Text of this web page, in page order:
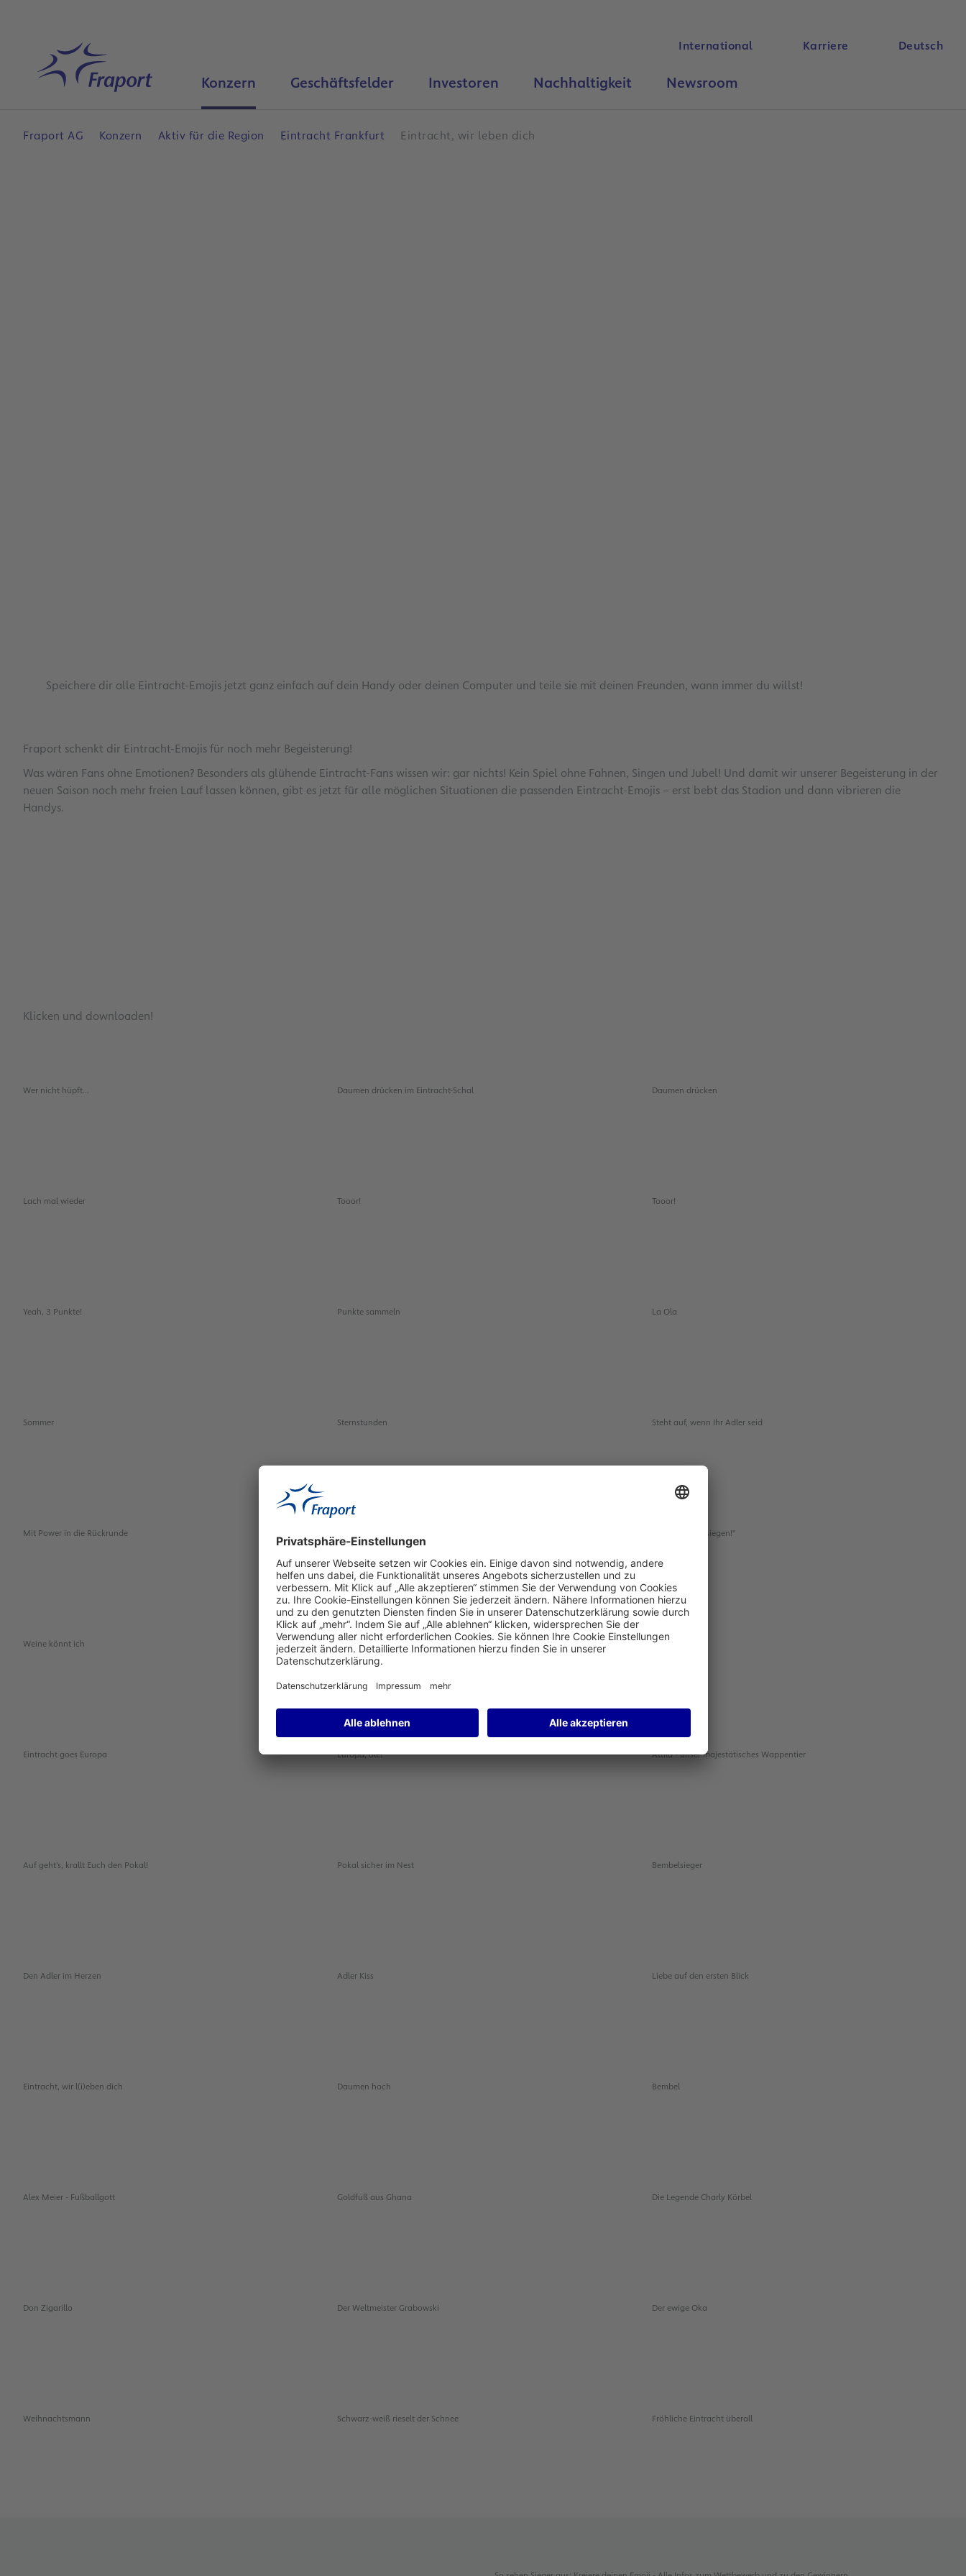
Startseite
International Karriere Deutsch
Konzern Geschäftsfelder Investoren Nachhaltigkeit Newsroom
Fraport AG Konzern Aktiv für die Region Eintracht Frankfurt Eintracht, wir leben dich
Speichere dir alle Eintracht-Emojis jetzt ganz einfach auf dein Handy oder deinen Computer und teile sie mit deinen Freunden, wann immer du willst!
Fraport schenkt dir Eintracht-Emojis für noch mehr Begeisterung!
Was wären Fans ohne Emotionen? Besonders als glühende Eintracht-Fans wissen wir: gar nichts! Kein Spiel ohne Fahnen, Singen und Jubel! Und damit wir unserer Begeisterung in der
neuen Saison noch mehr freien Lauf lassen können, gibt es jetzt für alle möglichen Situationen die passenden Eintracht-Emojis – erst bebt das Stadion und dann vibrieren die
Handys.
Klicken und downloaden!
Wer nicht hüpft... Daumen drücken im Eintracht-Schal Daumen drücken
Lach mal wieder Tooor! Tooor!
Yeah, 3 Punkte! Punkte sammeln La Ola
Sommer Sternstunden Steht auf, wenn Ihr Adler seid
Mit Power in die Rückrunde Kämpfen und siegen!"
Weine könnt ich Zitterpartie Zitterpartie
Eintracht goes Europa Europa, olé! Attila - unser majestätisches Wappentier
Auf geht's, krallt Euch den Pokal! Pokal sicher im Nest Bembelsieger
Den Adler im Herzen Adler Kiss Liebe auf den ersten Blick
Eintracht, wir l(i)eben dich Daumen hoch Bembel
Alex Meier - Fußballgott Goldfuß aus Ghana Die Legende Charly Körbel
Don Zigarillo Der Weltmeister Grabowski Der ewige Oka
Weihnachtsmann Schwarz-weiß rieselt der Schnee Fröhliche Eintracht überall